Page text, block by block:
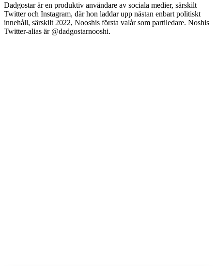
Dadgostar är en produktiv användare av sociala medier, särskilt
Twitter och Instagram, där hon laddar upp nästan enbart politiskt
innehåll, särskilt 2022, Nooshis första valår som partiledare. Noshis
Twitter-alias är @dadgostarnooshi.